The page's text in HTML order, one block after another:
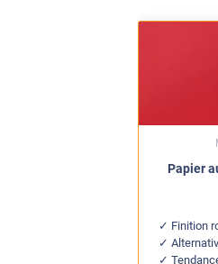
Papier
Finition